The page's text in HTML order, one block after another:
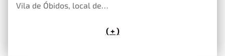
Vila de Óbidos, local de…
( + )